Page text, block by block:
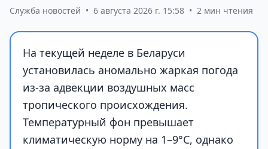
Служба новостей • 6 августа 2026 г. 15:58 • 2 мин чтения
На текущей неделе в Беларуси
установилась аномально жаркая погода
из-за адвекции воздушных масс
тропического происхождения.
Температурный фон превышает
климатическую норму на 1–9°С, однако